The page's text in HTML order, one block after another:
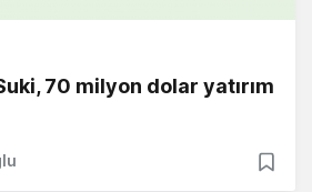
70 milyon dolar yatırım